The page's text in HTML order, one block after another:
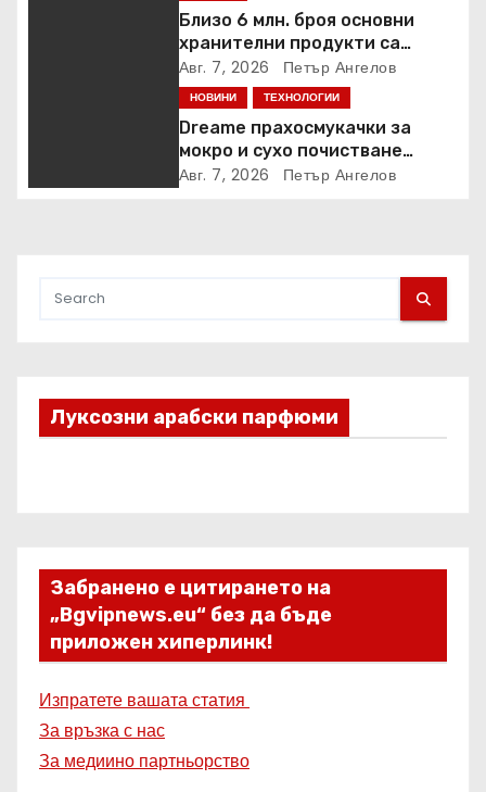
Близо 6 млн. броя основни
хранителни продукти са
закупени от „Кошница с
грижа“ в Kaufland от старта на
кампанията
Авг. 7, 2026 Петър Ангелов
НОВИНИ ТЕХНОЛОГИИ
Dreame прахосмукачки за
мокро и сухо почистване
надхвърлиха 2 000 патентни
Авг. 7, 2026 Петър Ангелов
Луксозни арабски парфюми
Забранено е цитирането на
„Bgvipnews.eu“ без да бъде
приложен хиперлинк!
Изпратете вашата статия
За връзка с нас
За медиино партньорство